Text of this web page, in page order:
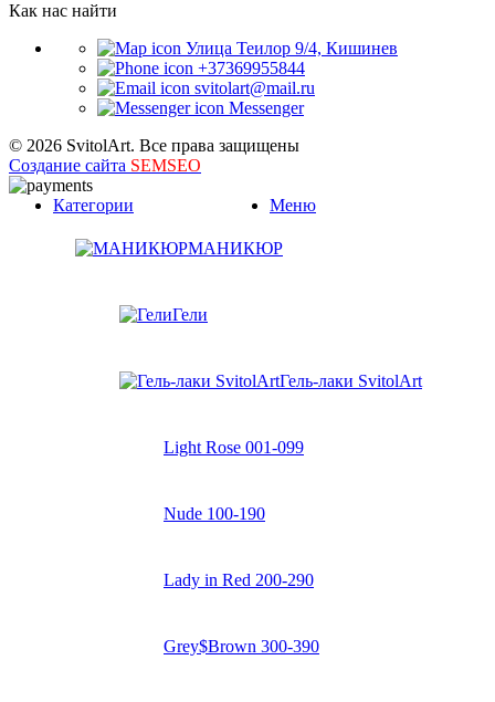
Как нас найти
Улица Теилор 9/4, Кишинев
+37369955844
svitolart@mail.ru
Messenger
© 2026 SvitolArt. Все права защищены
Создание сайта SEMSEO
Меню
Категории
МАНИКЮР
Гели
Гель-лаки SvitolArt
Light Rose 001-099
Nude 100-190
Lady in Red 200-290
Grey$Brown 300-390